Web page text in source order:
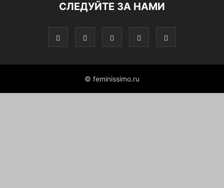
СЛЕДУЙТЕ ЗА НАМИ
© feminissimo.ru